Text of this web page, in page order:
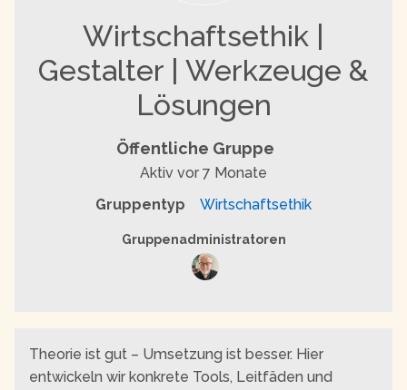
Wirtschaftsethik |
Gestalter | Werkzeuge &
Lösungen
Öffentliche Gruppe
Aktiv vor 7 Monate
Gruppentyp
Wirtschaftsethik
Gruppenführung
Gruppenadministratoren
Theorie ist gut – Umsetzung ist besser. Hier
entwickeln wir konkrete Tools, Leitfäden und